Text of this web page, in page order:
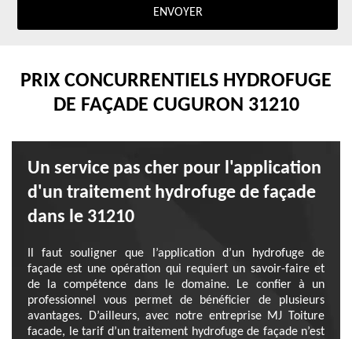
PRIX CONCURRENTIELS HYDROFUGE
DE FAÇADE CUGURON 31210
Un service pas cher pour l'application
d'un traitement hydrofuge de façade
dans le 31210
Il faut souligner que l’application d’un hydrofuge de
façade est une opération qui requiert un savoir-faire et
de la compétence dans le domaine. Le confier à un
professionnel vous permet de bénéficier de plusieurs
avantages. D’ailleurs, avec notre entreprise MJ Toiture
facade, le tarif d’un traitement hydrofuge de façade n’est